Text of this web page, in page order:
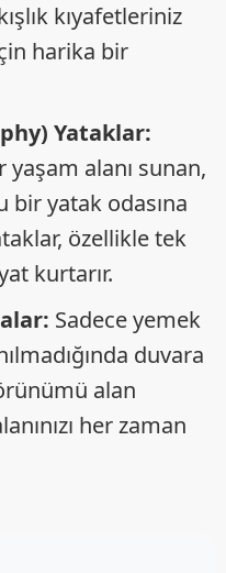
kıyafetleriniz
harika bir
Yataklar:
alanı sunan,
bir yatak odasına
özellikle tek
kurtarır.
Sadece yemek
duvara
alan
her zaman